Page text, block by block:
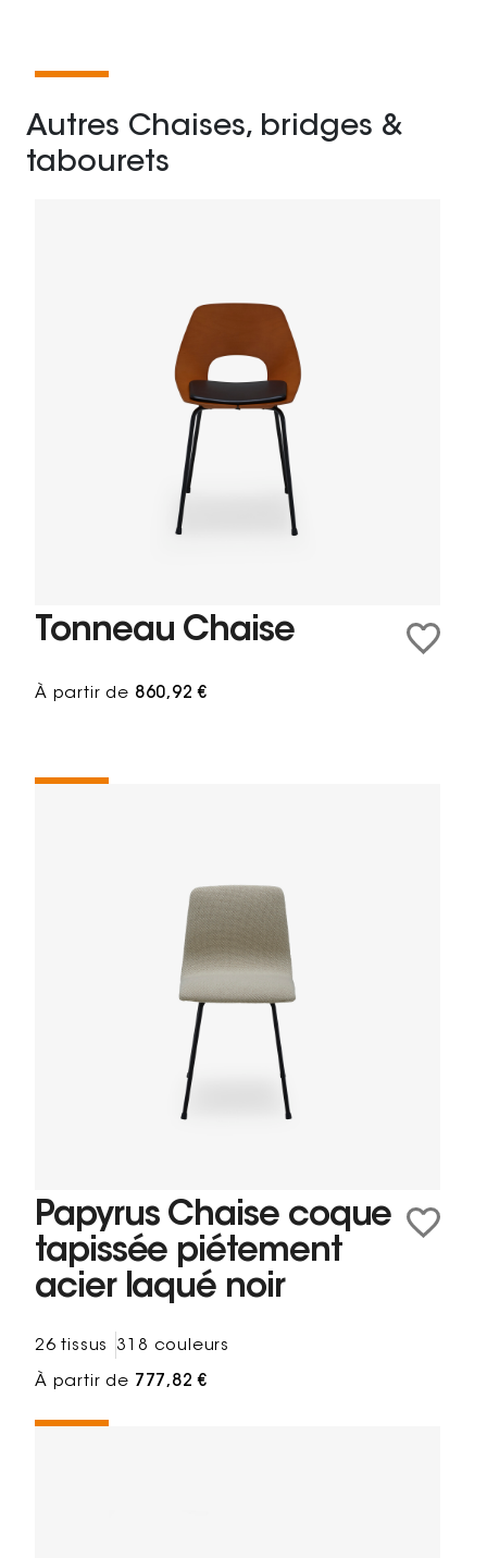
Autres Chaises, bridges &
tabourets
Tonneau Chaise
À partir de 860,92 €
Papyrus Chaise coque
tapissée piétement
acier laqué noir
26 tissus 318 couleurs
À partir de 777,82 €